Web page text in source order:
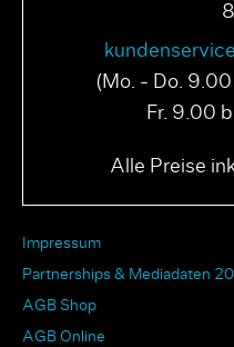
(Mo. - Do.
Fr. 9.00
Alle Preise
Impressum
Partnerships & Mediadaten
AGB Shop
AGB Online